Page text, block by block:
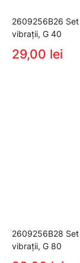
2609256B26
vibraţii, G 40
29,00 lei
2609256B28
vibraţii, G 80